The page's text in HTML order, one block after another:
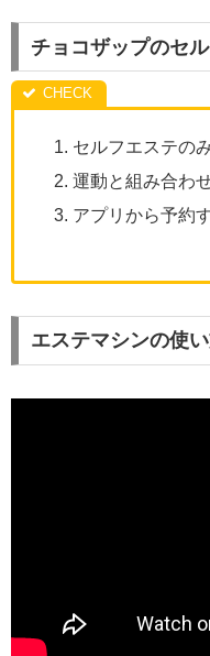
チョコザップのセ
セルフエステの
運動と組み合わ
アプリから予約
エステマシンの使